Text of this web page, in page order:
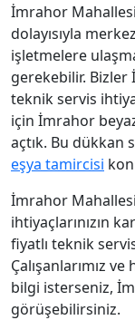
İmrahor
dolayısıyla
işletmelere
gerekebilir. Bizler
teknik servis
için İmrahor
açtık. Bu dükkan
eşya tamircisi
İmrahor
ihtiyaçlarınızın
fiyatlı teknik
Çalışanlarımız
bilgi isterseniz,
görüşebilirsiniz.